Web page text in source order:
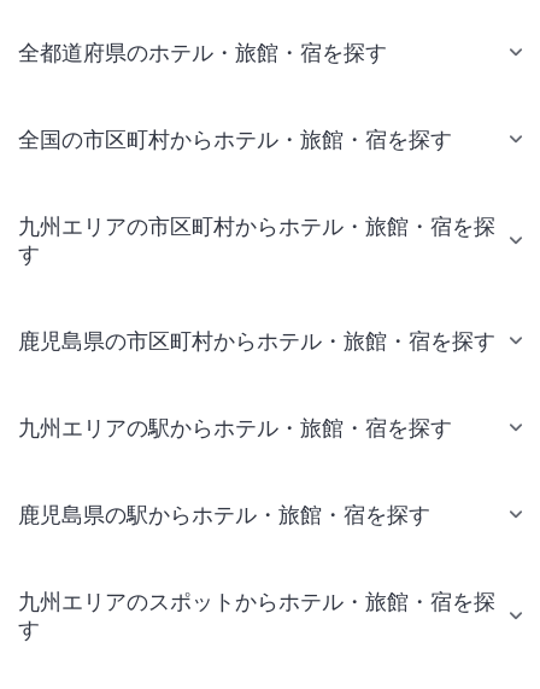
全都道府県のホテル・旅館・宿を探す
全国の市区町村からホテル・旅館・宿を探す
九州エリアの市区町村からホテル・旅館・宿を探
す
鹿児島県の市区町村からホテル・旅館・宿を探す
九州エリアの駅からホテル・旅館・宿を探す
鹿児島県の駅からホテル・旅館・宿を探す
九州エリアのスポットからホテル・旅館・宿を探
す